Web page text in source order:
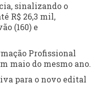
sinalizando o
R$ 26,3 mil,
(160) e
Profissional
maio do mesmo ano.
para o novo edital